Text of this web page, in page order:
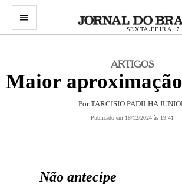
menu
SEXTA-FEIRA, 7
ARTIGOS
Maior
Por TARCISIO PADILHA
Publicado em 18/12/2024 às 19:41
Não antecipe